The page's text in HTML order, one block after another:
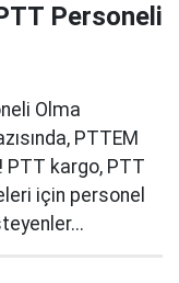
Personeli
Olma
PTTEM
PTT kargo, PTT
için personel